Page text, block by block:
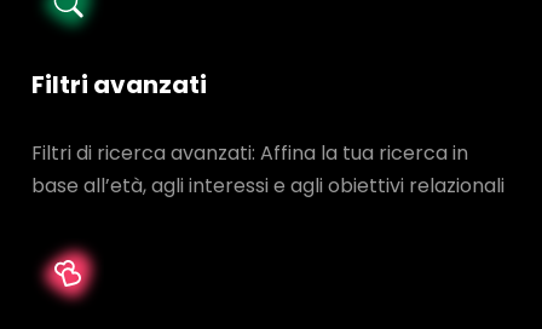
Filtri avanzati
Filtri di ricerca avanzati: Affina la tua ricerca in
base all’età, agli interessi e agli obiettivi relazionali